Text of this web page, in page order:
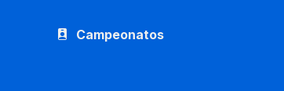
Campeonatos